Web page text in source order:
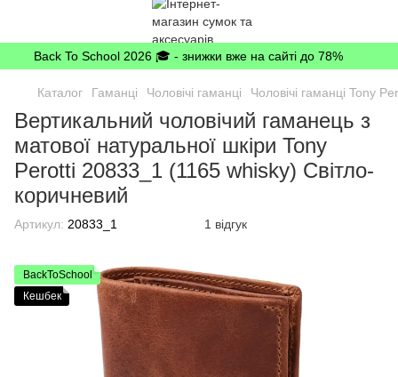
Back To School 2026 🎓 - знижки вже на сайті до 78%
Каталог Гаманці Чоловічі гаманці Чоловічі гаманці Tony
Вертикальний чоловічий гаманець з
матової натуральної шкіри Tony
Perotti 20833_1 (1165 whisky) Світло-
коричневий
Артикул: 20833_1 1 відгук
BackToSchool
Кешбек